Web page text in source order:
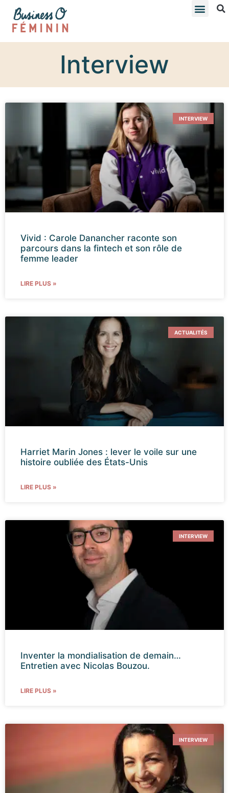
Interview
INTERVIEW
Vivid : Carole Danancher raconte son
parcours dans la fintech et son rôle de
femme leader
LIRE PLUS »
ACTUALITÉS
Harriet Marin Jones : lever le voile sur une
histoire oubliée des États-Unis
LIRE PLUS »
INTERVIEW
Inventer la mondialisation de demain…
Entretien avec Nicolas Bouzou.
LIRE PLUS »
INTERVIEW